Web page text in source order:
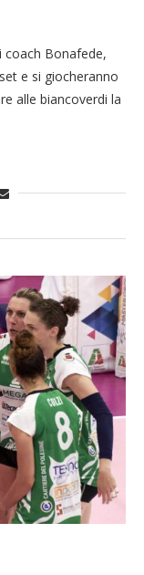
coach Bonafede,
e si giocheranno
alle biancoverdi la